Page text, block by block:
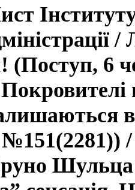
/
(Поступ, 6
Покровителі
в